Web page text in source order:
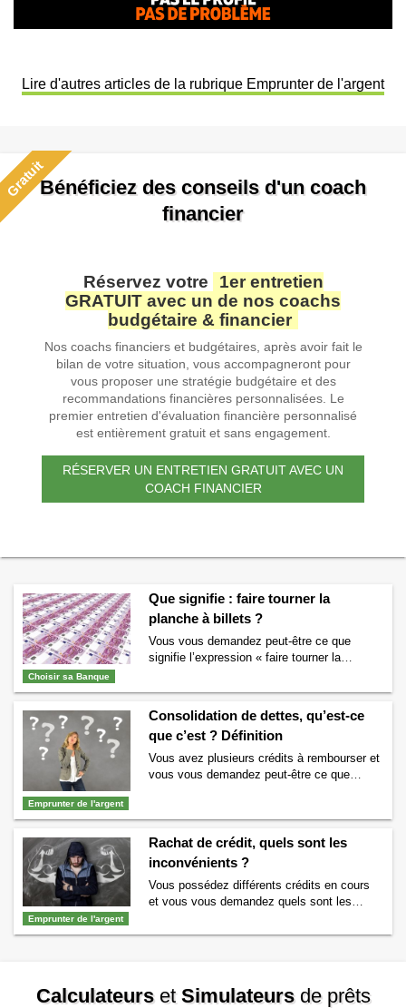
Lire d'autres articles de la rubrique Emprunter de l'argent
GratuitBénéficiez des conseils d'un coach
financier
Réservez votre
1er entretien
GRATUIT avec un de nos coachs
budgétaire & financier
Nos coachs financiers et budgétaires, après avoir fait le
bilan de votre situation, vous accompagneront pour
vous proposer une stratégie budgétaire et des
recommandations financières personnalisées. Le
premier entretien d'évaluation financière personnalisé
est entièrement gratuit et sans engagement.
RÉSERVER UN ENTRETIEN GRATUIT AVEC UN
COACH FINANCIER
Choisir sa Banque
Que signifie : faire tourner la
planche à billets ?
Vous vous demandez peut-être ce que
signifie l’expression « faire tourner la
qu’une planche à billets ? Si vous vous
êtes au bon endroit. Nous allons tout vous
dire sur l’expression « faire tourner la
planche à billets » si couramment utilisée.
Qu’est-ce …Continuer la lecture de Que
Emprunter de l'argent
Consolidation de dettes, qu’est-ce
que c’est ? Définition
Vous avez plusieurs crédits à rembourser et
vous vous demandez peut-être ce que
souhaitez savoir à quoi sert la consolidation
des dettes ? Nous allons vous éclairer sur le
sujet. Qu’est-ce que la consolidation de
lecture deConsolidation de dettes, qu’est-ce
que c’est ? Définition →
Emprunter de l'argent
Rachat de crédit, quels sont les
inconvénients ?
Vous possédez différents crédits en cours
et vous vous demandez quels sont les
vous aider à y voir plus clair nous avons
un coût souvent plus élevé Lorsque …
CalculateursetSimulateursde prêts